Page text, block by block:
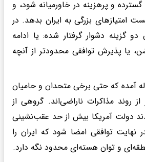
و پرهزینه در خاورمیانه شود، و
امتیازهای بزرگی به ایران بدهد. در
گزینه دشوار گرفتار شده: یا ادامه
یا پذیرش توافقی محدودتر از آنچه
آمده که حتی برخی متحدان و حامیان
روند مذاکرات ناراضی‌اند. گروهی از
دولت آمریکا بیش از حد عقب‌نشینی
توافقی امضا شود که ایران را
و توان هسته‌ای محدود نگه دارد.